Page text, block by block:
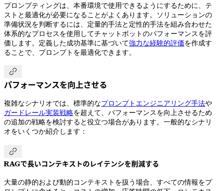
プロンプティングは、本番環境で使用できるようにするために、テ
ストと最適化が必要になることがよくあります。ソリューションの
準備状況を判断するには、定量的手法と定性的手法を組み合わせた
体系的なプロセスを使用してチャットボットのパフォーマンスを評
価します。定義した成功基準に基づいて強力な経験的評価を作成す
ることで、プロンプトを最適化できます。

パフォーマンスを向上させる
複雑なシナリオでは、標準的なプロンプトエンジニアリング手法や
ガードレール実装戦略を超えて、パフォーマンスを向上させるため
の追加の戦略を検討すると役立つ場合があります。一般的なシナリ
オをいくつか紹介します：

RAGで長いコンテキストのレイテンシを削減する
大量の静的および動的コンテキストを扱う場合、すべての情報をプ